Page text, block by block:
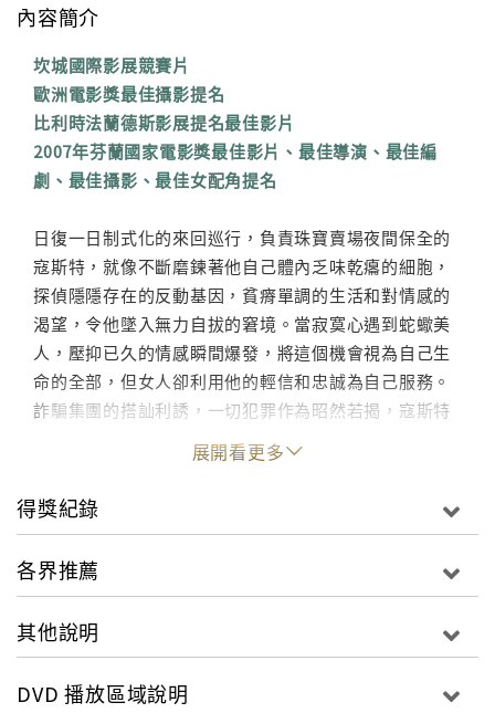
內容簡介
坎城國際影展競賽片
歐洲電影獎最佳攝影提名
比利時法蘭德斯影展提名最佳影片
2007年芬蘭國家電影獎最佳影片、最佳導演、最佳編
劇、最佳攝影、最佳女配角提名
日復一日制式化的來回巡行，負責珠寶賣場夜間保全的
寇斯特，就像不斷磨鍊著他自己體內乏味乾癟的細胞，
探偵隱隱存在的反動基因，貧瘠單調的生活和對情感的
渴望，令他墜入無力自拔的窘境。當寂寞心遇到蛇蠍美
人，壓抑已久的情感瞬間爆發，將這個機會視為自己生
命的全部，但女人卻利用他的輕信和忠誠為自己服務。
詐騙集團的搭訕利誘，一切犯罪作為昭然若揭，寇斯特
將如何面對變成代罪羔羊的孤獨身影？
陷入寂寞的人沒有退路
歡迎進入郭利斯馬基的冷酷異境
一個面對寂寞、背叛和犧牲的孤獨男子，一趟殘酷無望
逝事Drifting Clouds》、《沒有過去的男人The Man
展開看更多
得獎紀錄
各界推薦
其他說明
DVD 播放區域說明